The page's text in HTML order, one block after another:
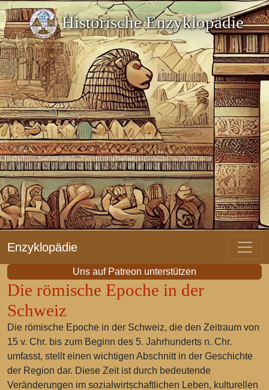
Historische Enzyklopädie
Enzyklopädie
Uns auf Patreon unterstützen
Die römische Epoche in der
Schweiz
Die römische Epoche in der Schweiz, die den Zeitraum von
15 v. Chr. bis zum Beginn des 5. Jahrhunderts n. Chr.
umfasst, stellt einen wichtigen Abschnitt in der Geschichte
der Region dar. Diese Zeit ist durch bedeutende
Veränderungen im sozialwirtschaftlichen Leben, kulturellen